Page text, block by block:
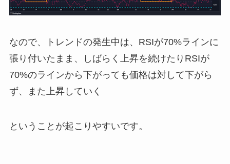
なので、トレンドの発生中は、RSIが70%ラインに
張り付いたまま、しばらく上昇を続けたりRSIが
70%のラインから下がっても価格は対して下がら
ず、また上昇していく
ということが起こりやすいです。